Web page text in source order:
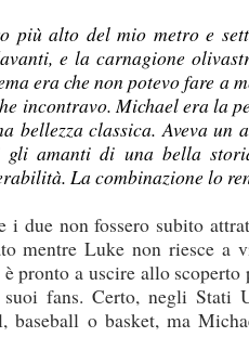
più alto del mio metro e
e la carnagione
era che non potevo fare a
incontravo. Michael era la
bellezza classica. Aveva un
gli amanti di una bella
La combinazione lo
i due non fossero subito
mentre Luke non riesce a
pronto a uscire allo
fans. Certo, negli Stati
baseball o basket, ma